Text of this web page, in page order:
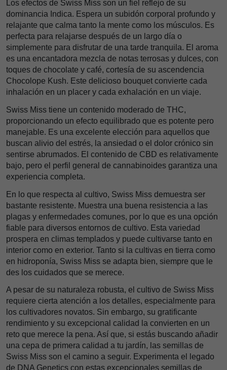
Los efectos de Swiss Miss son un fiel reflejo de su
dominancia Indica. Espera un subidón corporal profundo y
relajante que calma tanto la mente como los músculos. Es
perfecta para relajarse después de un largo día o
simplemente para disfrutar de una tarde tranquila. El aroma
es una encantadora mezcla de notas terrosas y dulces, con
toques de chocolate y café, cortesía de su ascendencia
Chocolope Kush. Este delicioso bouquet convierte cada
inhalación en un placer y cada exhalación en un viaje.
Swiss Miss tiene un contenido moderado de THC,
proporcionando un efecto equilibrado que es potente pero
manejable. Es una excelente elección para aquellos que
buscan alivio del estrés, la ansiedad o el dolor crónico sin
sentirse abrumados. El contenido de CBD es relativamente
bajo, pero el perfil general de cannabinoides garantiza una
experiencia completa.
En lo que respecta al cultivo, Swiss Miss demuestra ser
bastante resistente. Muestra una buena resistencia a las
plagas y enfermedades comunes, por lo que es una opción
fiable para diversos entornos de cultivo. Esta variedad
prospera en climas templados y puede cultivarse tanto en
interior como en exterior. Tanto si la cultivas en tierra como
en hidroponía, Swiss Miss se adapta bien, siempre que le
des los cuidados que se merece.
A pesar de su naturaleza robusta, el cultivo de Swiss Miss
requiere cierta atención a los detalles, especialmente para
los cultivadores novatos. Sin embargo, su gratificante
rendimiento y su excepcional calidad la convierten en un
reto que merece la pena. Así que, si estás buscando añadir
una cepa de primera calidad a tu jardín, las semillas de
Swiss Miss son el camino a seguir. Experimenta el legado
de DNA Genetics con estas excepcionales semillas de